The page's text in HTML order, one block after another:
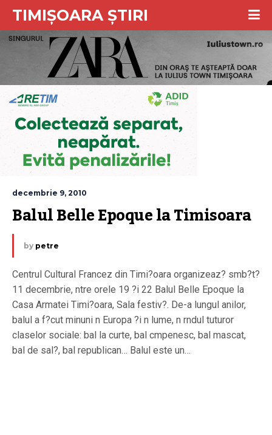
TIMIȘOARA ȘTIRI
decembrie 9, 2010
Balul Belle Epoque la Timisoara
by petre
Centrul Cultural Francez din Timi?oara organizeaz? smb?t?
11 decembrie, ntre orele 19 ?i 22 Balul Belle Epoque la
Casa Armatei Timi?oara, Sala festiv?. De-a lungul anilor,
balul a f?cut minuni n Europa ?i n lume, n rndul tuturor
claselor sociale: bal la curte, bal cmpenesc, bal mascat,
bal de sal?, bal republican… Balul este un…